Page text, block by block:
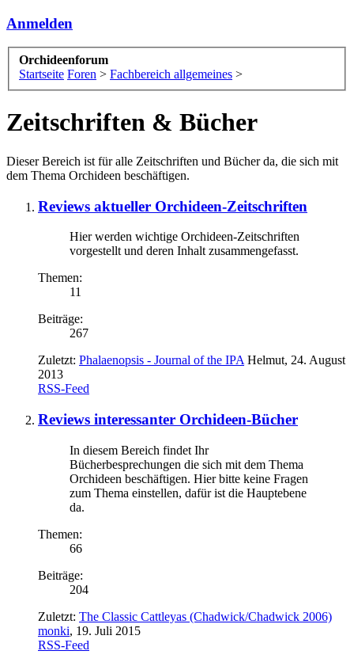
Anmelden
Orchideenforum
Startseite Foren > Fachbereich allgemeines >
Zeitschriften & Bücher
Dieser Bereich ist für alle Zeitschriften und Bücher da, die sich mit
dem Thema Orchideen beschäftigen.
Reviews aktueller Orchideen-Zeitschriften
Hier werden wichtige Orchideen-Zeitschriften
vorgestellt und deren Inhalt zusammengefasst.
Themen:
11
Beiträge:
267
Zuletzt: Phalaenopsis - Journal of the IPA Helmut, 24. August
2013
RSS-Feed
Reviews interessanter Orchideen-Bücher
In diesem Bereich findet Ihr
Bücherbesprechungen die sich mit dem Thema
Orchideen beschäftigen. Hier bitte keine Fragen
zum Thema einstellen, dafür ist die Hauptebene
da.
Themen:
66
Beiträge:
204
Zuletzt: The Classic Cattleyas (Chadwick/Chadwick 2006)
monki, 19. Juli 2015
RSS-Feed